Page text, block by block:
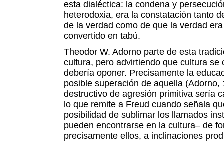
esta dialéctica: la condena y
heterodoxia, era la constatación tanto
de la verdad como de que la verdad
convertido en tabú.
Theodor W. Adorno parte de esta
cultura, pero advirtiendo que cultura se
debería oponer. Precisamente la
posible superación de aquella (Adorno,
destructivo de agresión primitiva sería
lo que remite a Freud cuando señala
posibilidad de sublimar los llamados
pueden encontrarse en la cultura– de
precisamente ellos, a inclinaciones